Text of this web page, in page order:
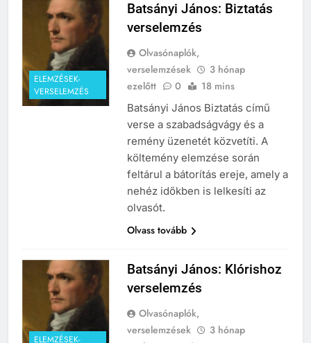
ELEMZÉSEK-
VERSELEMZÉS
Batsányi János: Biztatás
verselemzés
Olvasónaplók,
verselemzések
3 hónap
ezelőtt
0 18 mins
Batsányi János Biztatás című
verse a szabadságvágy és a
remény üzenetét közvetíti. A
költemény elemzése során
feltárul a bátorítás ereje, amely a
nehéz időkben is lelkesíti az
olvasót.
Olvass tovább
ELEMZÉSEK-
Batsányi János: Klórishoz
verselemzés
Olvasónaplók,
verselemzések
3 hónap